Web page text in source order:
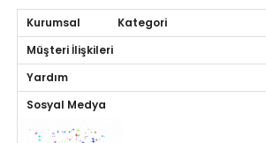
Kurumsal Kategori
Müşteri İlişkileri
Yardım
Sosyal Medya